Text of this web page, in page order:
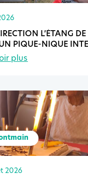
L’ÉTANG
PIQUE-NIQUE
plus
2026